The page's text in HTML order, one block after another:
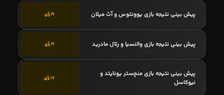
پیش بینی نتیجه بازی یوونتوس و آث میلان 21 رأی
پیش بینی نتیجه بازی والنسیا و رئال مادرید 21 رأی
پیش بینی نتیجه بازی منچستر یونایتد و
نیوکاسل
17 رأی